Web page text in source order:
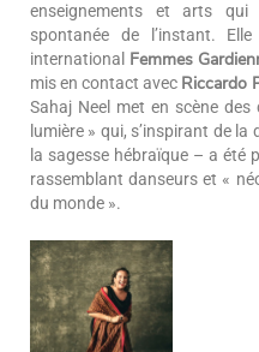
enseignements et arts
spontanée de l’instant.
international Femmes
mis en contact avec Riccardo
Sahaj Neel met en scène
lumière » qui, s’inspirant de la
la sagesse hébraïque – a été
rassemblant danseurs et «
du monde ».